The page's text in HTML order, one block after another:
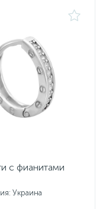
с фианитами
Украина